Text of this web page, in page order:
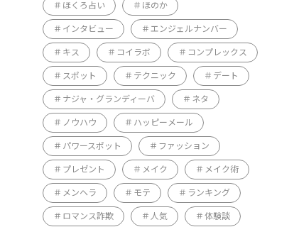
ほくろ占い ほのか
インタビュー エンジェルナンバー
キス コイラボ コンプレックス
スポット テクニック デート
ナジャ・グランディーバ ネタ
ノウハウ ハッピーメール
パワースポット ファッション
プレゼント メイク メイク術
メンヘラ モテ ランキング
ロマンス詐欺 人気 体験談